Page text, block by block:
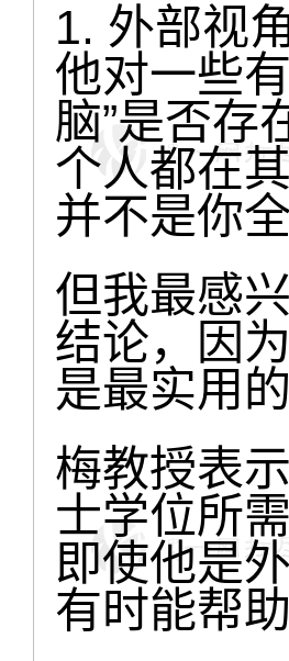
1. 外部视
他对一些
脑”是否存
个人都在
并不是你
但我最感
结论，因
是最实用的
梅教授表
士学位所
即使他是
有时能帮